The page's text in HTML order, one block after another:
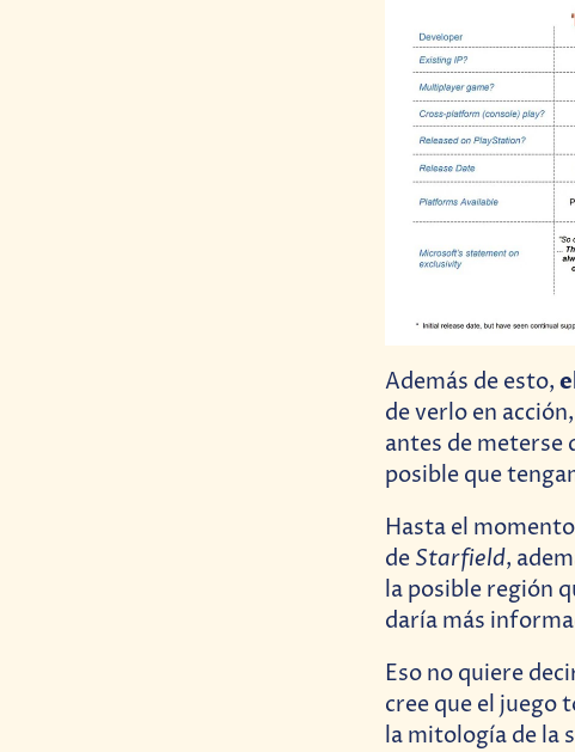
Además de esto,
de verlo en
antes de meterse
posible que
Hasta el
de Starfield,
la posible región
daría más
Eso no quiere
cree que el juego
la mitología de la